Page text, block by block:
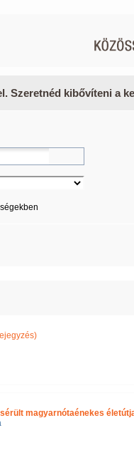
Szeretnéd kibővíteni a
magyarnótaénekes